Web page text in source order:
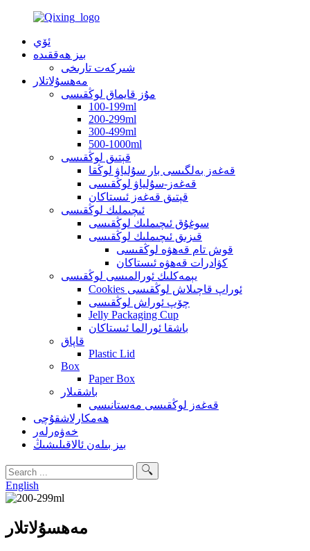
ئۆي
بىز ھەققىدە
شىركەت تارىخى
مەھسۇلاتلار
مۇز قايماق لوڭقىسى
100-199ml
200-299ml
300-499ml
500-1000ml
قېتىق لوڭقىسى
قەغەز بەلگىسى بار سۇلياۋ لوڭقا
قەغەز-سۇلياۋ لوڭقىسى
قېتىق قەغەز ئىستاكان
ئىچىملىك ​​لوڭقىسى
سوغۇق ئىچىملىك ​​لوڭقىسى
قىزىق ئىچىملىك ​​لوڭقىسى
قوش تام قەھۋە لوڭقىسى
كۋادرات قەھۋە ئىستاكان
يېمەكلىك ئورالمىسى لوڭقىسى
Cookies ئوراپ قاچىلاش لوڭقىسى
چۆپ ئوراش لوڭقىسى
Jelly Packaging Cup
باشقا ئورالما ئىستاكان
قاپاق
Plastic Lid
Box
Paper Box
باشقىلار
قەغەز لوڭقىسى مەستانىسى
ھەمكارلاشقۇچى
خەۋەرلەر
بىز بىلەن ئالاقىلىشىڭ
English
مەھسۇلاتلار